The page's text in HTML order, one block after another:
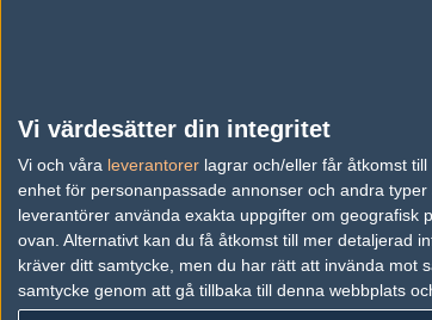
Vi värdesätter din integritet
Vi och våra leverantorer lagrar och/eller får åtkomst
enhet för personanpassade annonser och andra
leverantörer använda exakta uppgifter om geografisk
ovan. Alternativt kan du få åtkomst till mer detaljerad
kräver ditt samtycke, men du har rätt att invända mot
samtycke genom att gå tillbaka till denna webbplats
02/08 COUNTER-STRIKE
jL tillbaka från pausen –
avslöjar signerat
kontrakt
02/08 COUNTER-STRIKE
phzy talar ut om tunga
Information
Annonsering
Copyright och Privacy Policy
Användaravtal